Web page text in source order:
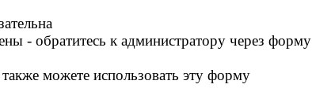
- обратитесь к администратору через форму
можете использовать эту форму